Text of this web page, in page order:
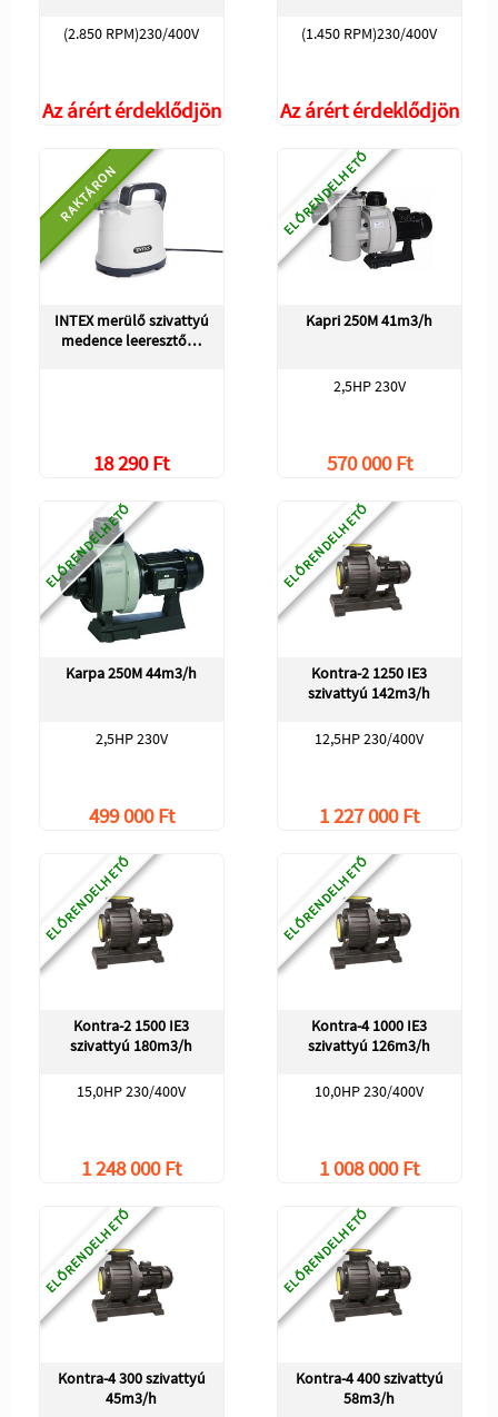
(2.850 RPM)230/400V
Az árért érdeklődjön
(1.450 RPM)230/400V
Az árért érdeklődjön
RAKTÁRON
INTEX merülő szivattyú
medence leeresztő…
18 290 Ft
ELŐRENDELHETŐ
Kapri 250M 41m3/h
2,5HP 230V
570 000 Ft
ELŐRENDELHETŐ
Karpa 250M 44m3/h
2,5HP 230V
499 000 Ft
ELŐRENDELHETŐ
Kontra-2 1250 IE3
szivattyú 142m3/h
12,5HP 230/400V
1 227 000 Ft
ELŐRENDELHETŐ
Kontra-2 1500 IE3
szivattyú 180m3/h
15,0HP 230/400V
1 248 000 Ft
ELŐRENDELHETŐ
Kontra-4 1000 IE3
szivattyú 126m3/h
10,0HP 230/400V
1 008 000 Ft
ELŐRENDELHETŐ
Kontra-4 300 szivattyú
45m3/h
ELŐRENDELHETŐ
Kontra-4 400 szivattyú
58m3/h